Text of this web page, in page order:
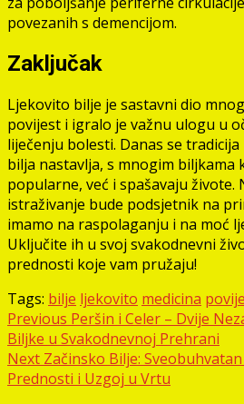
povezanih s demencijom.
Zaključak
Ljekovito bilje je sastavni dio
povijest i igralo je važnu ulogu u
liječenju bolesti. Danas se
bilja nastavlja, s mnogim biljkama
popularne, već i spašavaju živote.
istraživanje bude podsjetnik na
imamo na raspolaganju i na moć
Uključite ih u svoj svakodnevni
prednosti koje vam pružaju!
Tags: bilje ljekovito medicina
Post
navigation
Previous Peršin i Celer – Dvije
Biljke u Svakodnevnoj Prehrani
Next Začinsko Bilje:
Prednosti i Uzgoj u Vrtu